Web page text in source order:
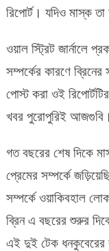
রিপোর্ট। যদিও মাস্ক
ওয়াল স্ট্রিট জার্নালে
সম্পর্কের কারণে
পোস্ট করা ওই
খবর পুরোপুরিই আজগুবি।
গত বছরের শেষ দিকে
প্রেমের সম্পর্কে
সম্পর্কে ওয়াকিবহাল
ব্রিন এ বছরের শুরুর
এই দুই টেক ধনকুবেরের